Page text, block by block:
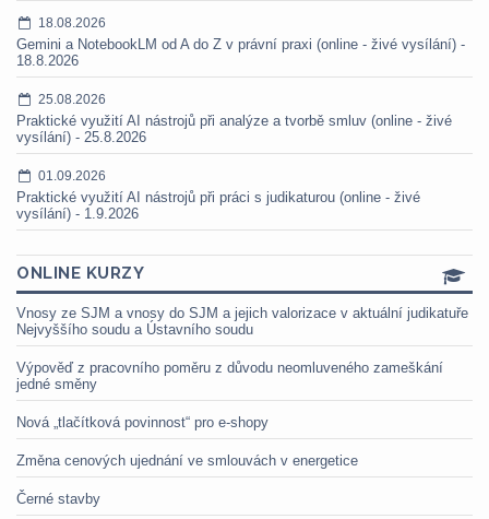
18.08.2026
Gemini a NotebookLM od A do Z v právní praxi (online - živé vysílání) -
18.8.2026
25.08.2026
Praktické využití AI nástrojů při analýze a tvorbě smluv (online - živé
vysílání) - 25.8.2026
01.09.2026
Praktické využití AI nástrojů při práci s judikaturou (online - živé
vysílání) - 1.9.2026
ONLINE KURZY
Vnosy ze SJM a vnosy do SJM a jejich valorizace v aktuální judikatuře
Nejvyššího soudu a Ústavního soudu
Výpověď z pracovního poměru z důvodu neomluveného zameškání
jedné směny
Nová „tlačítková povinnost“ pro e-shopy
Změna cenových ujednání ve smlouvách v energetice
Černé stavby